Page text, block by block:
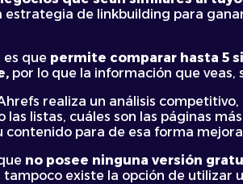
estrategia de linkbuilding para
es que permite comparar hasta 5
por lo que la información que
realiza un análisis
listas, cuáles son las páginas
para de esa forma
no posee ninguna versión
tampoco existe la opción de utilizar